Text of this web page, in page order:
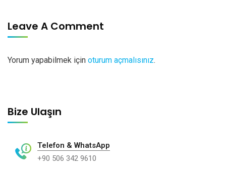
Leave A Comment
Yorum yapabilmek için oturum açmalısınız.
Bize Ulaşın
Telefon & WhatsApp
+90 506 342 9610